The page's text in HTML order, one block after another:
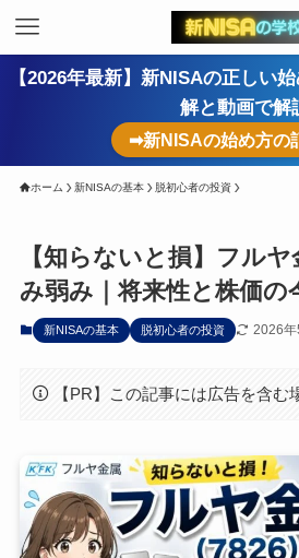
【2026年最新】新NISAの正しい
解と動画で解
➡新NISAの始め方の
ホーム 新NISAの基本 脱初心者の投資
【知らないと損】フル
み弱み｜将来性と株価の
新NISAの基本 脱初心者の投資 2026年
【PR】この記事には広告を含む